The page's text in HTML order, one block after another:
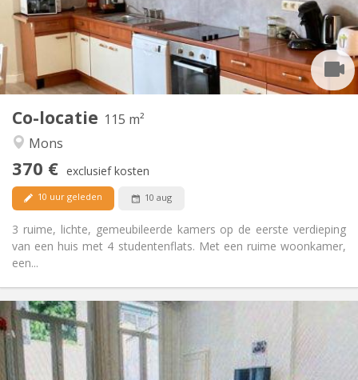
Co-locatie 115 m²
Mons
370 € exclusief kosten
10 uur geleden 10 aug
3 ruime, lichte, gemeubileerde kamers op de eerste verdieping
van een huis met 4 studentenflats. Met een ruime woonkamer,
een...
Inrichting
Badkamer:
Gemeenschappelijk
Keuken:
Gemeenschappelijk
Oppervlakte:
115 m
2
Private kamers:
1
400 €
Kosten:
50 €
11 maanden